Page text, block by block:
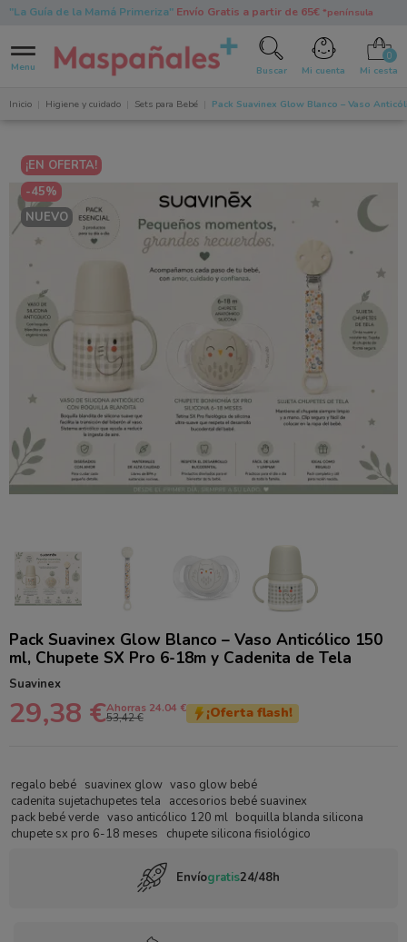
"La Guía de la Mamá Primeriza"Envío Gratis a partir de 65€ *península
Menu Buscar Mi cuenta Mi cesta
Inicio Higiene y cuidado Sets para Bebé Pack Suavinex Glow Blanco – Vaso
¡EN OFERTA!
-45%
NUEVO
Pack Suavinex Glow Blanco – Vaso Anticólico 150
ml, Chupete SX Pro 6-18m y Cadenita de Tela
Suavinex
29,38 €Ahorras 24.04 €
53,42 € ¡Oferta flash!
regalo bebé suavinex glow vaso glow bebé
cadenita sujetachupetes tela
accesorios bebé suavinex
pack bebé verde vaso anticólico 120 ml boquilla blanda silicona
chupete sx pro 6-18 meses
chupete silicona fisiológico
Envíogratis24/48h